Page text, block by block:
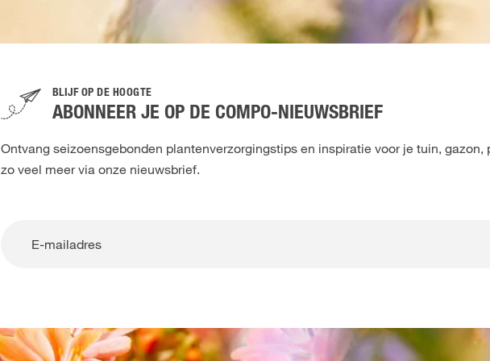
BLIJF OP DE HOOGTE
ABONNEER JE OP DE COMPO-NIEUWSBRIEF
Ontvang seizoensgebonden plantenverzorgingstips en inspiratie voor je tuin, gazon,
zo veel meer via onze nieuwsbrief.